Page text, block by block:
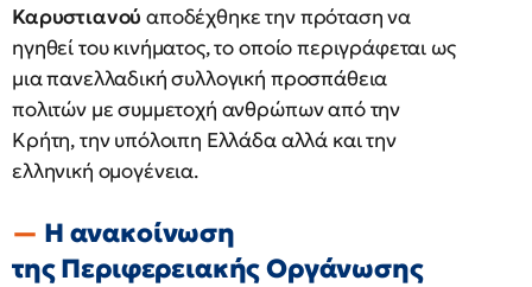
Καρυστιανού αποδέχθηκε την πρόταση να
ηγηθεί του κινήματος, το οποίο περιγράφεται ως
μια πανελλαδική συλλογική προσπάθεια
πολιτών με συμμετοχή ανθρώπων από την
Κρήτη, την υπόλοιπη Ελλάδα αλλά και την
ελληνική ομογένεια.
Η ανακοίνωση
της Περιφερειακής Οργάνωσης